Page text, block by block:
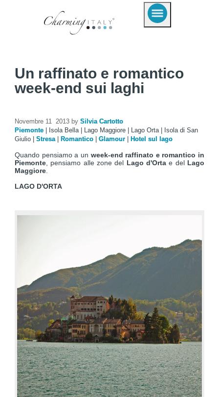
Un raffinato e romantico
week-end sui laghi
Novembre 11 2013 by Silvia Cartotto
Piemonte
Isola Bella Lago Maggiore Lago Orta
Isola di San
Giulio
Stresa Romantico Glamour Hotel sul lago
Quando pensiamo a un week-end raffinato e romantico in
Piemonte , pensiamo alle zone del Lago d'Ortae del Lago
Maggiore
LAGO D'ORTA